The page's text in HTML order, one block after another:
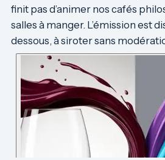
finit pas d’animer nos cafés
salles à manger. L’émission est
dessous, à siroter sans